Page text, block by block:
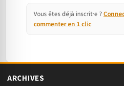
Vous êtes déjà inscrit·e ?
commenter en 1 clic
ARCHIVES